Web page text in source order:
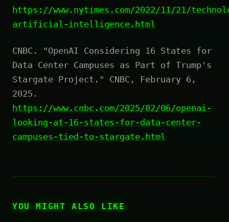
https://www.nytimes.com/2022/11/21/
artificial-intelligence.html
CNBC. "OpenAI Considering 16 States for
Data Center Campuses as Part of Trump's
Stargate Project." CNBC, February 6,
2025.
https://www.cnbc.com/2025/02/06/openai-
looking-at-16-states-for-data-center-
campuses-tied-to-stargate.html
YOU MIGHT ALSO LIKE